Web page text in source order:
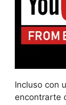
Incluso con
encontrarte